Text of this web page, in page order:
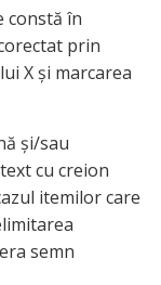
constă în
prin
X şi marcarea
şi/sau
cu creion
itemilor care
semn